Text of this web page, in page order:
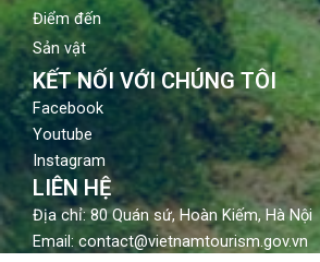
Điểm đến
Sản vật
KẾT NỐI VỚI CHÚNG TÔI
Facebook
Youtube
Instagram
LIÊN HỆ
Địa chỉ: 80 Quán sứ, Hoàn Kiếm, Hà Nội
Email: contact@vietnamtourism.gov.vn